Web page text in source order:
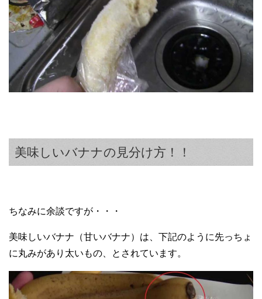
美味しいバナナの見分け方！！
ちなみに余談ですが・・・
美味しいバナナ（甘いバナナ）は、下記のように先っちょ
に丸みがあり太いもの、とされています。